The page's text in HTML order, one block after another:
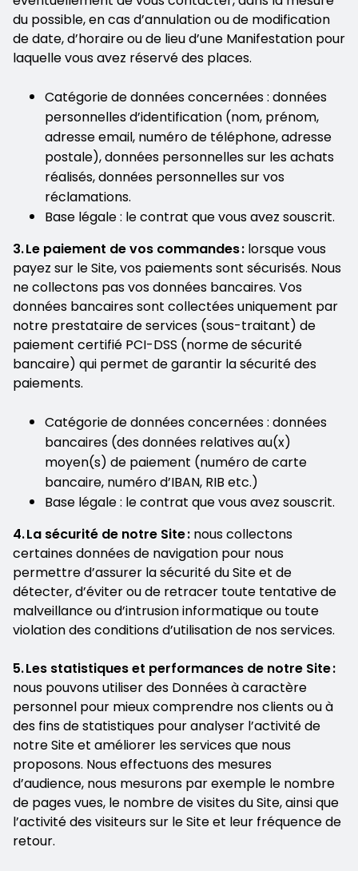
du possible, en cas d’annulation ou de modification
de date, d’horaire ou de lieu d’une Manifestation pour
laquelle vous avez réservé des places.
Catégorie de données concernées : données
personnelles d’identification (nom, prénom,
adresse email, numéro de téléphone, adresse
postale), données personnelles sur les achats
réalisés, données personnelles sur vos
réclamations.
Base légale : le contrat que vous avez souscrit.
3. Le paiement de vos commandes : lorsque vous
payez sur le Site, vos paiements sont sécurisés. Nous
ne collectons pas vos données bancaires. Vos
données bancaires sont collectées uniquement par
notre prestataire de services (sous-traitant) de
paiement certifié PCI-DSS (norme de sécurité
bancaire) qui permet de garantir la sécurité des
paiements.
Catégorie de données concernées : données
bancaires (des données relatives au(x)
moyen(s) de paiement (numéro de carte
bancaire, numéro d’IBAN, RIB etc.)
Base légale : le contrat que vous avez souscrit.
4. La sécurité de notre Site : nous collectons
certaines données de navigation pour nous
permettre d’assurer la sécurité du Site et de
détecter, d’éviter ou de retracer toute tentative de
malveillance ou d’intrusion informatique ou toute
violation des conditions d’utilisation de nos services.
5. Les statistiques et performances de notre Site :
nous pouvons utiliser des Données à caractère
personnel pour mieux comprendre nos clients ou à
des fins de statistiques pour analyser l’activité de
notre Site et améliorer les services que nous
proposons. Nous effectuons des mesures
d’audience, nous mesurons par exemple le nombre
de pages vues, le nombre de visites du Site, ainsi que
l’activité des visiteurs sur le Site et leur fréquence de
retour.